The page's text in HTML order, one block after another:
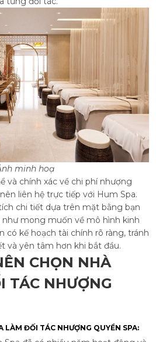
minh hoạ
và chính xác về chi phí nhượng
liên hệ trực tiếp với Hum Spa.
chi tiết dựa trên mặt bằng bạn
mong muốn về mô hình kinh
có kế hoạch tài chính rõ ràng, tránh
và yên tâm hơn khi bắt đầu.
CHỌN NHÀ
TÁC NHƯỢNG
LÀM ĐỐI TÁC NHƯỢNG QUYỀN SPA: